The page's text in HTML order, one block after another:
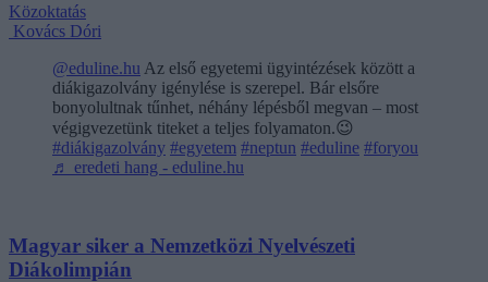
Közoktatás
Kovács Dóri
@eduline.hu Az első egyetemi ügyintézések között a
diákigazolvány igénylése is szerepel. Bár elsőre
bonyolultnak tűnhet, néhány lépésből megvan – most
végigvezetünk titeket a teljes folyamaton.😉
#diákigazolvány #egyetem #neptun #eduline #foryou
♬ eredeti hang - eduline.hu
Magyar siker a Nemzetközi Nyelvészeti
Diákolimpián